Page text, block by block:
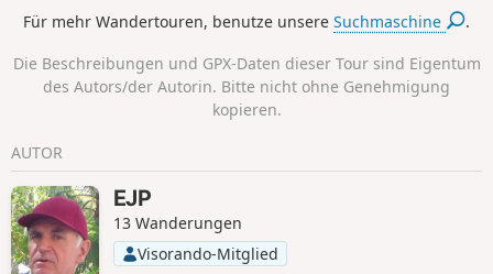
Für mehr Wandertouren, benutze unsereSuchmaschine .
Die Beschreibungen und GPX-Daten dieser Tour sind Eigentum
des Autors/der Autorin. Bitte nicht ohne Genehmigung
kopieren.
AUTOR
EJP
13 Wanderungen
Visorando-Mitglied